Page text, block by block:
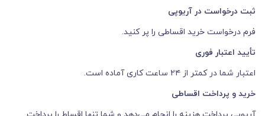
ثبت درخواست در آریوپی
فرم درخواست خرید اقساطی را پر کنید.
تأیید اعتبار فوری
اعتبار شما در کمتر از ۲۴ ساعت کاری آماده است.
خرید و پرداخت اقساطی